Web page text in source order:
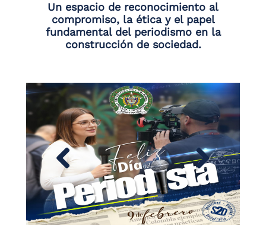
Un espacio de reconocimiento al
compromiso, la ética y el papel
fundamental del periodismo en la
construcción de sociedad.